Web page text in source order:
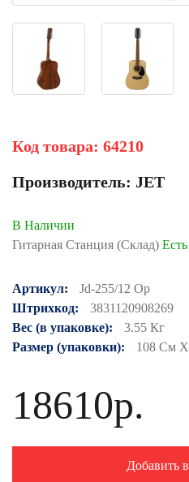
Код товара: 64210
Производитель: JET
В Наличии
Гитарная Станция (Склад) Есть
Артикул:
Jd-255/12 Op
Штрихкод:
3831120908269
Вес (в упаковке):
3.55 Кг
Размер (упаковки):
108 См
18610р.
Добавить